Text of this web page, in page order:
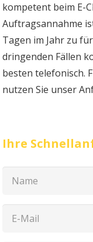
kompetent beim E-Check. Unser telefonische
Auftragsannahme ist 24
Tagen im Jahr zu
dringenden Fällen kontaktieren Sie uns am
besten telefonisch. Für
nutzen Sie unser
Ihre